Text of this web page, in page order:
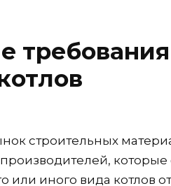
строительных
которые
или иного вида котлов